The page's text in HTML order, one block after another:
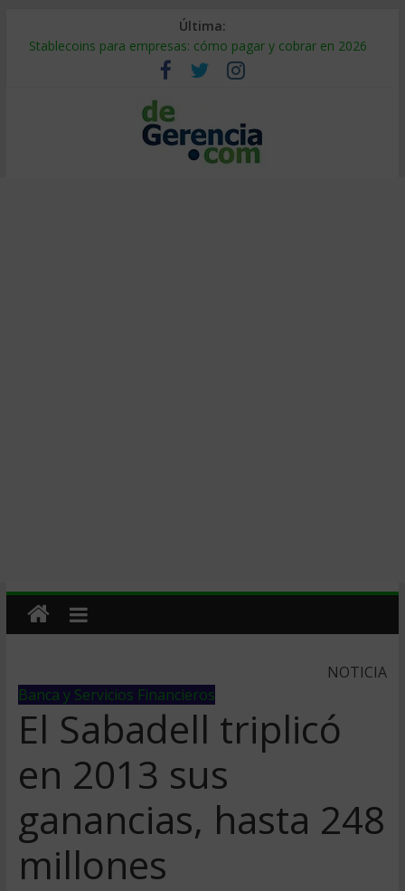
Última:
Stablecoins para empresas: cómo pagar y cobrar en 2026
Despido silencioso: qué es y por qué sale tan caro
IA en selección de personal: cómo auditarla a tiempo
Trabajo forzoso en la cadena de suministro: qué hacer
Mercado hispano de EE. UU.: cómo segmentarlo y venderle
NOTICIA
Banca y Servicios Financieros
El Sabadell triplicó
en 2013 sus
ganancias, hasta 248
millones